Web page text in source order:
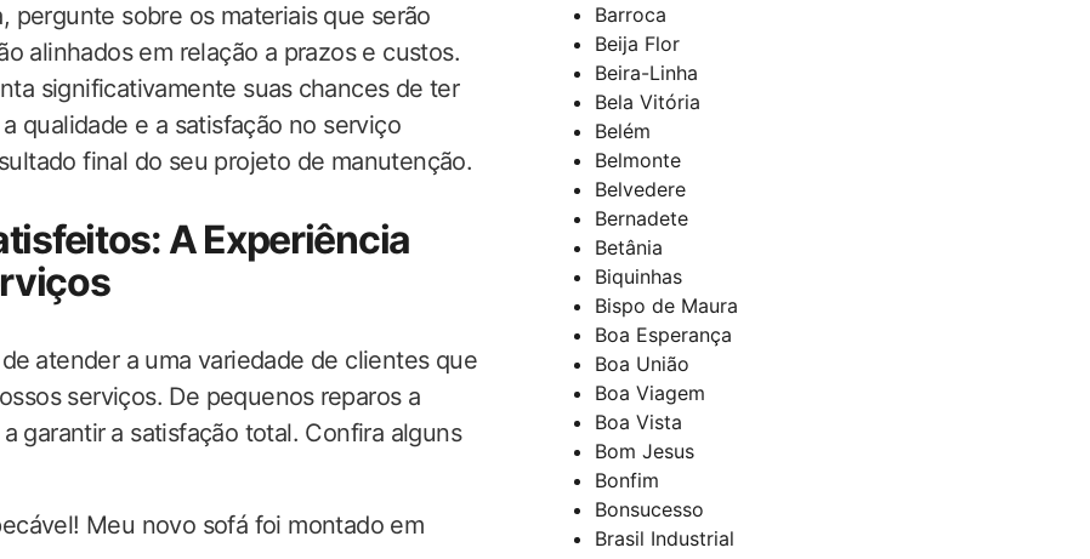
pergunte ‌sobre‌ os materiais⁤ que serão
alinhados em ​relação a prazos e custos.
‌significativamente suas⁤ chances de ter
qualidade e a satisfação no serviço
final do seu projeto de manutenção.
A Experiência
atender a uma variedade de clientes que
serviços. De pequenos ⁤reparos a
garantir ⁤a satisfação total. Confira alguns
‍Meu ‌novo sofá​ foi‌ montado em⁢
Barroca
Beija Flor
Beira-Linha
Bela Vitória
Belém
Belmonte
Belvedere
Bernadete
Betânia
Biquinhas
Bispo de Maura
Boa Esperança
Boa União
Boa Viagem
Boa Vista
Bom Jesus
Bonfim
Bonsucesso
Brasil Industrial